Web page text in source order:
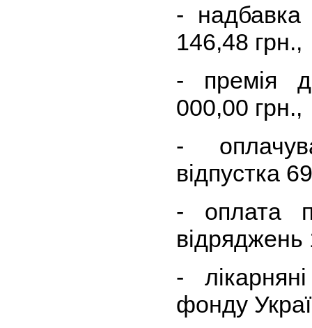
- надбавка
146,48 грн.,
- премія
000,00 грн.,
-
відпустка
- оплата
-
фонду